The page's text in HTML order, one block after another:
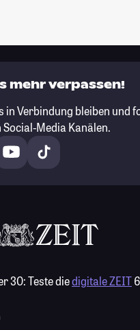
mehr verpassen!
in Verbindung bleiben und
Social-Media Kanälen.
30:Teste diedigitale ZEIT